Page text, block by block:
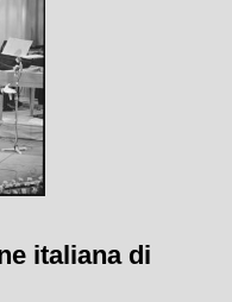
italiana di